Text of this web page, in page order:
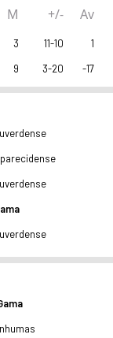
M +/- Av
3 11-10 1
9 3-20 -17